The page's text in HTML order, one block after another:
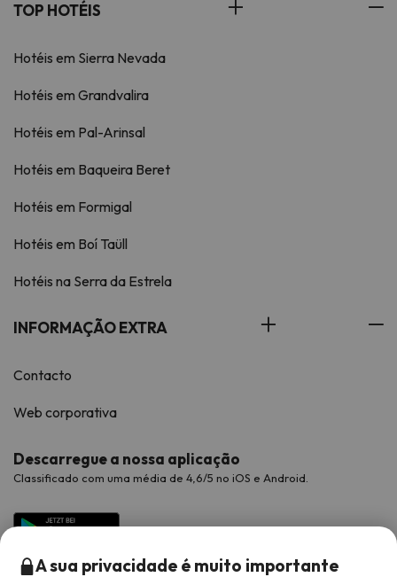
TOP HOTÉIS
Hotéis em Sierra Nevada
Hotéis em Grandvalira
Hotéis em Pal-Arinsal
Hotéis em Baqueira Beret
Hotéis em Formigal
Hotéis em Boí Taüll
Hotéis na Serra da Estrela
INFORMAÇÃO EXTRA
Contacto
Web corporativa
Descarregue a nossa aplicação
Classificado com uma média de 4,6/5 no iOS e Android.
A sua privacidade é muito importante